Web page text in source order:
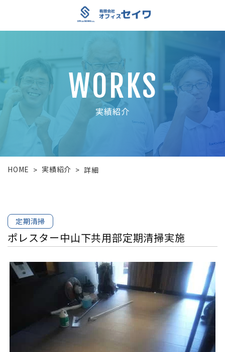
WORKS
実績紹介
HOME > 実績紹介 > 詳細
定期清掃
ポレスター中山下共用部定期清掃実施